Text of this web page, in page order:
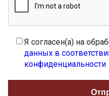
Я согласен(а) на
данных в
конфиденциальности